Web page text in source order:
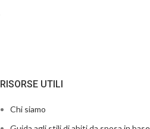
RISORSE UTILI
Chi siamo